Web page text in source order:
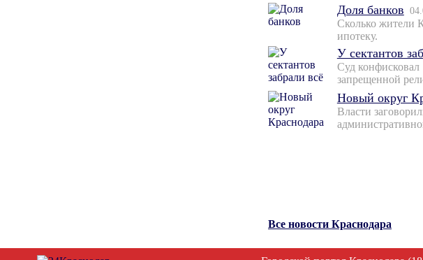
Доля банков
Сколько жители
ипотеку.
У сектантов
Суд
запрещенной
Новый округ
Власти
Все новости Краснодара